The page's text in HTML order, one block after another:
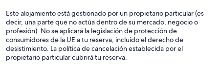
Este alojamiento está gestionado por un propietario particular (es
decir, una parte que no actúa dentro de su mercado, negocio o
profesión). No se aplicará la legislación de protección de
consumidores de la UE a tu reserva, incluido el derecho de
desistimiento. La política de cancelación establecida por el
propietario particular cubrirá tu reserva.